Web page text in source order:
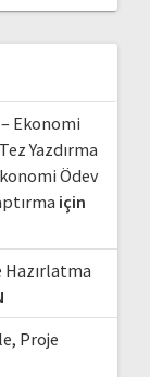
Ekonomi
Yazdırma
Ödev
için
Hazırlatma
Proje